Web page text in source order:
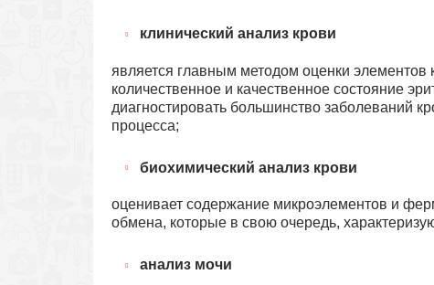
клинический анализ крови
является главным методом оценки
количественное и качественное состояние
диагностировать большинство заболеваний
процесса;
биохимический анализ крови
оценивает содержание микроэлементов и
обмена, которые в свою очередь,
анализ мочи